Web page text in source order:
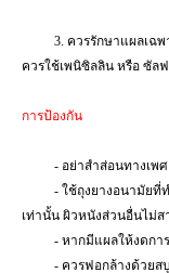
3. ควรรักษาแผลเฉพ
ควรใช้เพนิซิลลิน หรือ ซัล
การป้องกัน
- อย่าสำส่อนทางเพศ
- ใช้ถุงยางอนามัยที่
เท่านั้น ผิวหนังส่วนอื่นไม่ส
- หากมีแผลให้งดกา
- ควรฟอกล้างด้วยส